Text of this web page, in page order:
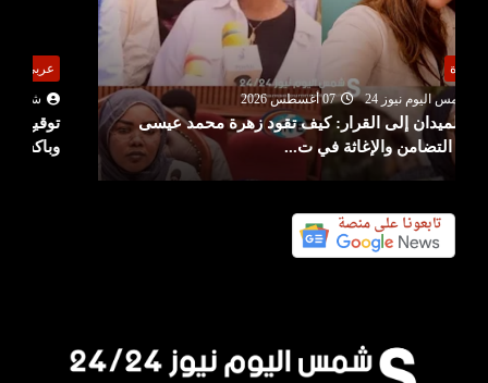
عربي ودولي
شمس اليوم نيوز 24
07 أغسطس 2026
توقيع اتفاق دفاع مشترك بين السعودية وتركيا
وباكستان